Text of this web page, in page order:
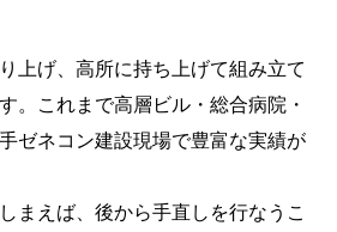
上げ、高所に持ち上げて組み立て
。これまで高層ビル・総合病院・
ゼネコン建設現場で豊富な実績が
まえば、後から手直しを行なうこ